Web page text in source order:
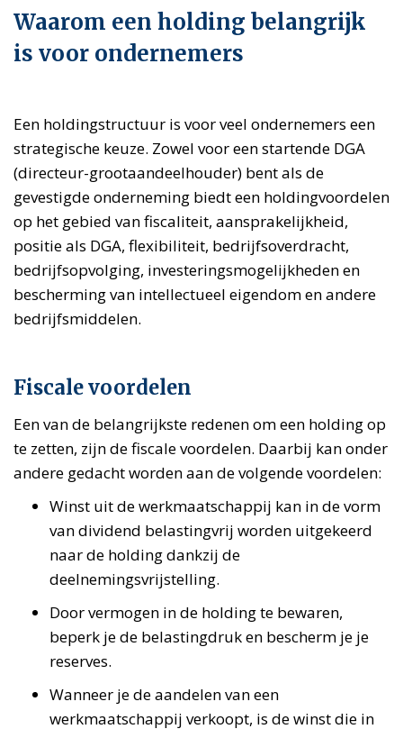
Waarom een holding belangrijk
is voor ondernemers
Een holdingstructuur is voor veel ondernemers een
strategische keuze. Zowel voor een startende DGA
(directeur-grootaandeelhouder) bent als de
gevestigde onderneming biedt een holdingvoordelen
op het gebied van fiscaliteit, aansprakelijkheid,
positie als DGA, flexibiliteit, bedrijfsoverdracht,
bedrijfsopvolging, investeringsmogelijkheden en
bescherming van intellectueel eigendom en andere
bedrijfsmiddelen.
Fiscale voordelen
Een van de belangrijkste redenen om een holding op
te zetten, zijn de fiscale voordelen. Daarbij kan onder
andere gedacht worden aan de volgende voordelen:
Winst uit de werkmaatschappij kan in de vorm
van dividend belastingvrij worden uitgekeerd
naar de holding dankzij de
deelnemingsvrijstelling.
Door vermogen in de holding te bewaren,
beperk je de belastingdruk en bescherm je je
reserves.
Wanneer je de aandelen van een
werkmaatschappij verkoopt, is de winst die in